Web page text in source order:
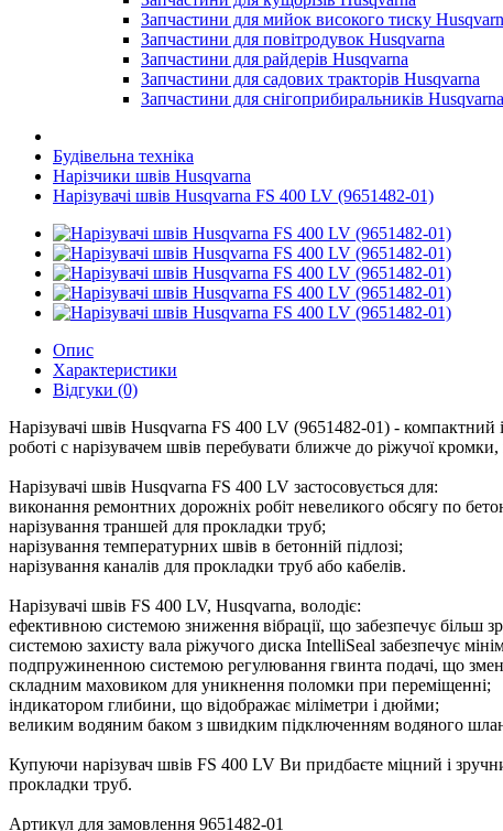
Запчастини для мийок високого тиску
Запчастини для повітродувок Husqvarna
Запчастини для райдерів Husqvarna
Запчастини для садових тракторів Husqvarna
Запчастини для снігоприбиральників Husqvarna
Будівельна техніка
Нарізчики швів Husqvarna
Нарізувачі швів Husqvarna FS 400 LV (9651482-01)
Опис
Характеристики
Відгуки (0)
Нарізувачі швів Husqvarna FS 400 LV (9651482-01) -
роботі c нарізувачем швів перебувати ближче до ріжучої
Нарізувачі швів Husqvarna FS 400 LV застосовується для:
виконання ремонтних дорожніх робіт невеликого обсягу по
нарізування траншей для прокладки труб;
нарізування температурних швів в бетонній підлозі;
нарізування каналів для прокладки труб або кабелів.
Нарізувачі швів FS 400 LV, Husqvarna, володіє:
ефективною системою зниження вібрації, що забезпечує більш
системою захисту вала ріжучого диска IntelliSeal забезпечує
подпружиненною системою регулювання гвинта подачі, що
складним маховиком для уникнення поломки при переміщенні;
індикатором глибини, що відображає міліметри і дюйми;
великим водяним баком з швидким підключенням водяного
Купуючи нарізувач швів FS 400 LV Ви придбаєте міцний і
прокладки труб.
Артикул для замовлення 9651482-01